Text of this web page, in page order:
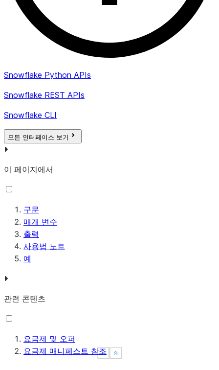
Show less
See moreShow less
See more
Snowflake Python APIs
Snowflake REST APIs
Snowflake CLI
모든 인터페이스 보기
이 페이지에서
구문
매개 변수
출력
사용법 노트
예
관련 콘텐츠
요금제 및 오퍼
요금제 매니페스트 참조